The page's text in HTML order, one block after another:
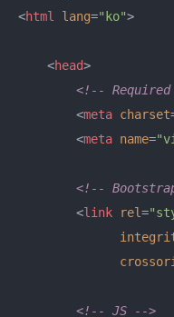
<html lang="ko">
<head>
<!--
<meta charset
<meta name=
<!--
<link rel=
<!-- JS -->